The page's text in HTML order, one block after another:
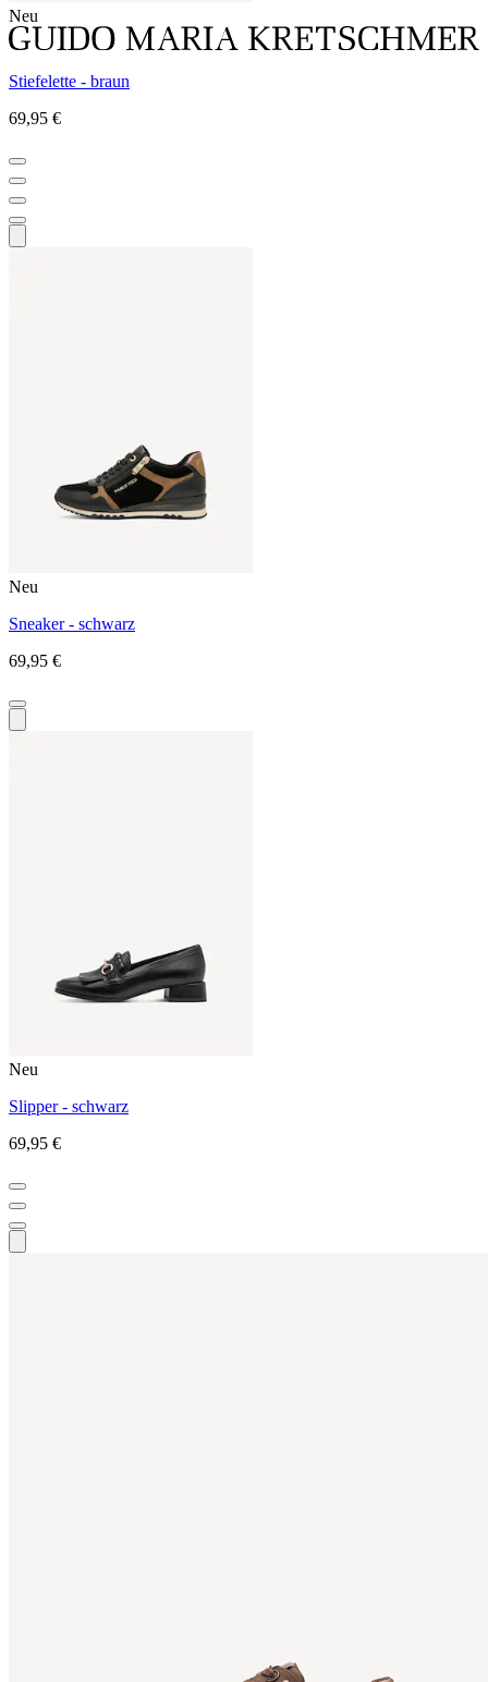
Neu
Stiefelette - braun
69,95 €
Neu
Sneaker - schwarz
69,95 €
Neu
Slipper - schwarz
69,95 €